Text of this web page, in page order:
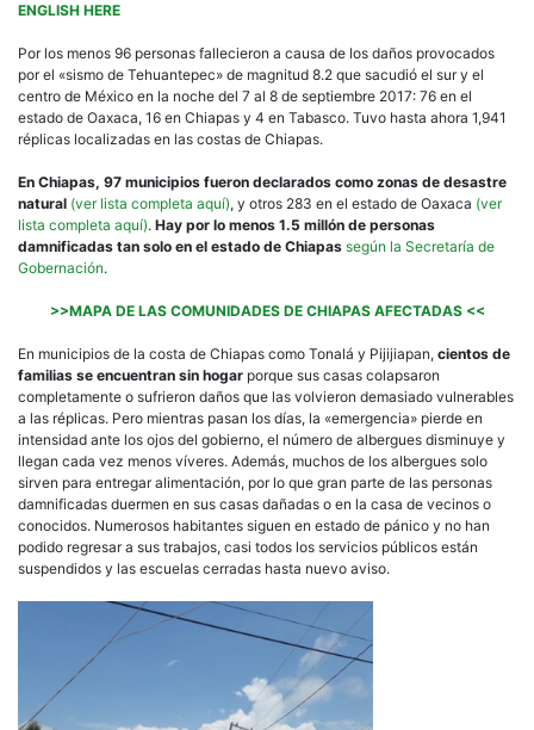
ENGLISH HERE
Por los menos 96 personas fallecieron a causa de los daños provocados
por el «sismo de Tehuantepec» de magnitud 8.2 que sacudió el sur y el
centro de México en la noche del 7 al 8 de septiembre 2017: 76 en el
estado de Oaxaca, 16 en Chiapas y 4 en Tabasco. Tuvo hasta ahora 1,941
réplicas localizadas en las costas de Chiapas.
En Chiapas, 97 municipios fueron declarados como zonas de desastre
natural (ver lista completa aquí), y otros 283 en el estado de Oaxaca (ver
lista completa aquí). Hay por lo menos 1.5 millón de personas
damnificadas tan solo en el estado de Chiapas según la Secretaría de
Gobernación.
>>MAPA DE LAS COMUNIDADES DE CHIAPAS AFECTADAS <<
En municipios de la costa de Chiapas como Tonalá y Pijijiapan, cientos de
familias se encuentran sin hogar porque sus casas colapsaron
completamente o sufrieron daños que las volvieron demasiado vulnerables
a las réplicas. Pero mientras pasan los días, la «emergencia» pierde en
intensidad ante los ojos del gobierno, el número de albergues disminuye y
llegan cada vez menos víveres. Además, muchos de los albergues solo
sirven para entregar alimentación, por lo que gran parte de las personas
damnificadas duermen en sus casas dañadas o en la casa de vecinos o
conocidos. Numerosos habitantes siguen en estado de pánico y no han
podido regresar a sus trabajos, casi todos los servicios públicos están
suspendidos y las escuelas cerradas hasta nuevo aviso.